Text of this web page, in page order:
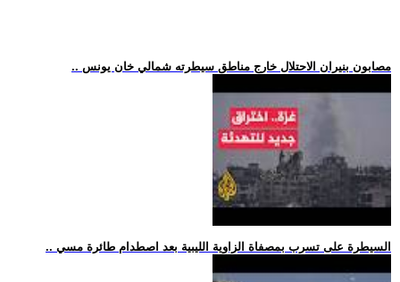
.. مصابون بنيران الاحتلال خارج مناطق سيطرته شمالي خان يونس
.. السيطرة على تسرب بمصفاة الزاوية الليبية بعد اصطدام طائرة مسي